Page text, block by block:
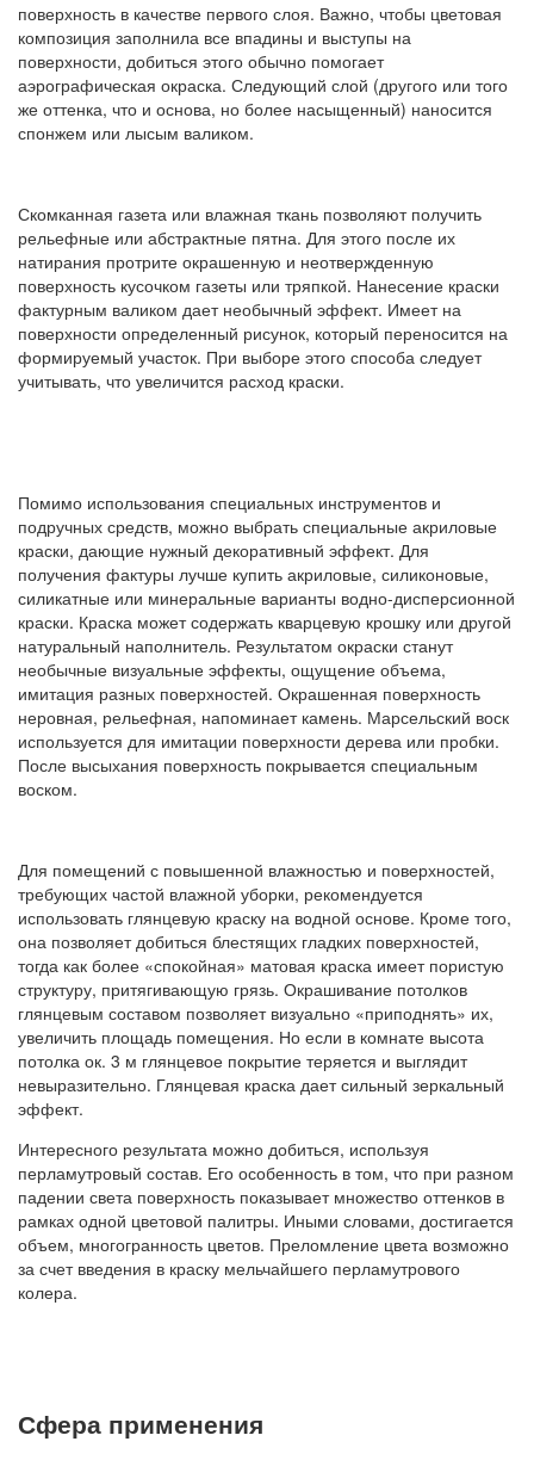
поверхность в качестве первого слоя. Важно, чтобы цветовая
композиция заполнила все впадины и выступы на
поверхности, добиться этого обычно помогает
аэрографическая окраска. Следующий слой (другого или того
же оттенка, что и основа, но более насыщенный) наносится
спонжем или лысым валиком.
Скомканная газета или влажная ткань позволяют получить
рельефные или абстрактные пятна. Для этого после их
натирания протрите окрашенную и неотвержденную
поверхность кусочком газеты или тряпкой. Нанесение краски
фактурным валиком дает необычный эффект. Имеет на
поверхности определенный рисунок, который переносится на
формируемый участок. При выборе этого способа следует
учитывать, что увеличится расход краски.
Помимо использования специальных инструментов и
подручных средств, можно выбрать специальные акриловые
краски, дающие нужный декоративный эффект. Для
получения фактуры лучше купить акриловые, силиконовые,
силикатные или минеральные варианты водно-дисперсионной
краски. Краска может содержать кварцевую крошку или другой
натуральный наполнитель. Результатом окраски станут
необычные визуальные эффекты, ощущение объема,
имитация разных поверхностей. Окрашенная поверхность
неровная, рельефная, напоминает камень. Марсельский воск
используется для имитации поверхности дерева или пробки.
После высыхания поверхность покрывается специальным
воском.
Для помещений с повышенной влажностью и поверхностей,
требующих частой влажной уборки, рекомендуется
использовать глянцевую краску на водной основе. Кроме того,
она позволяет добиться блестящих гладких поверхностей,
тогда как более «спокойная» матовая краска имеет пористую
структуру, притягивающую грязь. Окрашивание потолков
глянцевым составом позволяет визуально «приподнять» их,
увеличить площадь помещения. Но если в комнате высота
потолка ок. 3 м глянцевое покрытие теряется и выглядит
невыразительно. Глянцевая краска дает сильный зеркальный
эффект.
Интересного результата можно добиться, используя
перламутровый состав. Его особенность в том, что при разном
падении света поверхность показывает множество оттенков в
рамках одной цветовой палитры. Иными словами, достигается
объем, многогранность цветов. Преломление цвета возможно
за счет введения в краску мельчайшего перламутрового
колера.
Сфера применения